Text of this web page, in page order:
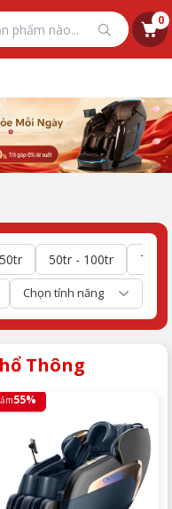
0
50tr - 100tr Trên
Chọn tính năng
Thông
55%